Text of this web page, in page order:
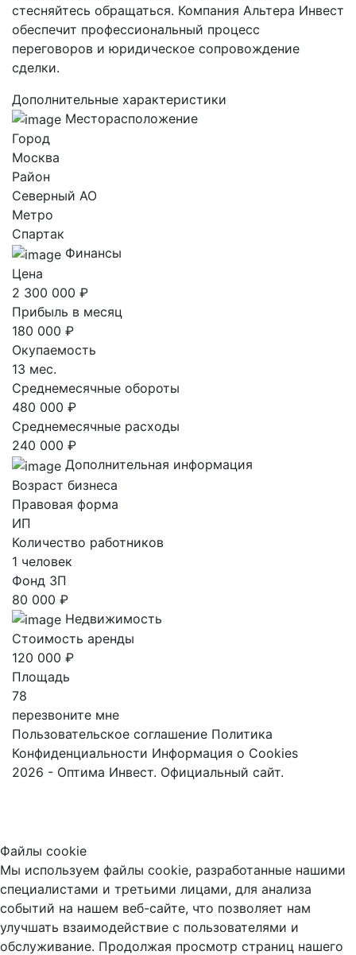
стесняйтесь обращаться. Компания Альтера Инвест
обеспечит профессиональный процесс
переговоров и юридическое сопровождение
сделки.
Дополнительные характеристики
Месторасположение
Город
Москва
Район
Северный AO
Метро
Спартак
Финансы
Цена
2 300 000 ₽
Прибыль в месяц
180 000 ₽
Окупаемость
13 мес.
Среднемесячные обороты
480 000 ₽
Среднемесячные расходы
240 000 ₽
Дополнительная информация
Возраст бизнеса
Правовая форма
ИП
Количество работников
1 человек
Фонд ЗП
80 000 ₽
Недвижимость
Стоимость аренды
120 000 ₽
Площадь
78
перезвоните мне
Пользовательское соглашение Политика
Конфиденциальности Информация о Cookies
2026 - Оптима Инвест. Официальный сайт.
Файлы cookie
Мы используем файлы cookie, разработанные нашими
специалистами и третьими лицами, для анализа
событий на нашем веб-сайте, что позволяет нам
улучшать взаимодействие с пользователями и
обслуживание. Продолжая просмотр страниц нашего